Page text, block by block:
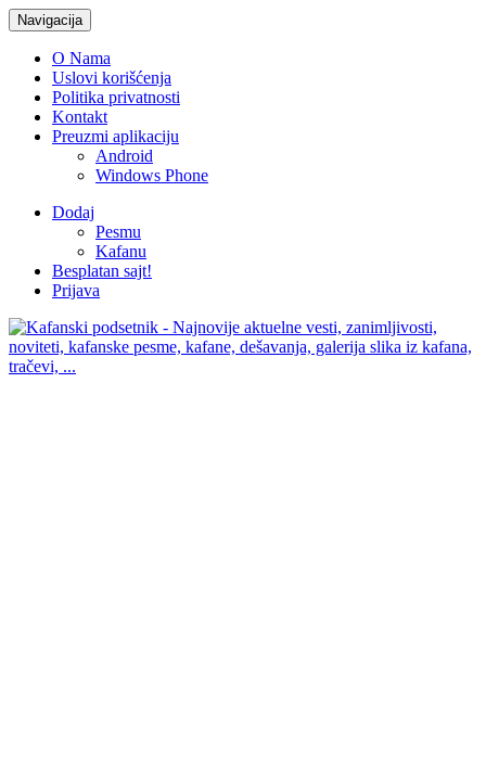
Navigacija
O Nama
Uslovi korišćenja
Politika privatnosti
Kontakt
Preuzmi aplikaciju
Android
Windows Phone
Dodaj
Pesmu
Kafanu
Besplatan sajt!
Prijava